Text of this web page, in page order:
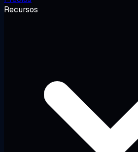
Recursos